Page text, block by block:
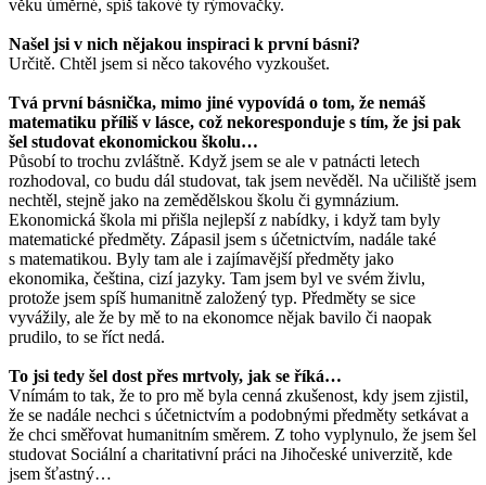
věku úměrné, spíš takové ty rýmovačky.
Našel jsi v nich nějakou inspiraci k první básni?
Určitě. Chtěl jsem si něco takového vyzkoušet.
Tvá první básnička, mimo jiné vypovídá o tom, že nemáš
matematiku příliš v lásce, což nekoresponduje s tím, že jsi pak
šel studovat ekonomickou školu…
Působí to trochu zvláštně. Když jsem se ale v patnácti letech
rozhodoval, co budu dál studovat, tak jsem nevěděl. Na učiliště jsem
nechtěl, stejně jako na zemědělskou školu či gymnázium.
Ekonomická škola mi přišla nejlepší z nabídky, i když tam byly
matematické předměty. Zápasil jsem s účetnictvím, nadále také
s matematikou. Byly tam ale i zajímavější předměty jako
ekonomika, čeština, cizí jazyky. Tam jsem byl ve svém živlu,
protože jsem spíš humanitně založený typ. Předměty se sice
vyvážily, ale že by mě to na ekonomce nějak bavilo či naopak
prudilo, to se říct nedá.
To jsi tedy šel dost přes mrtvoly, jak se říká…
Vnímám to tak, že to pro mě byla cenná zkušenost, kdy jsem zjistil,
že se nadále nechci s účetnictvím a podobnými předměty setkávat a
že chci směřovat humanitním směrem. Z toho vyplynulo, že jsem šel
studovat Sociální a charitativní práci na Jihočeské univerzitě, kde
jsem šťastný…